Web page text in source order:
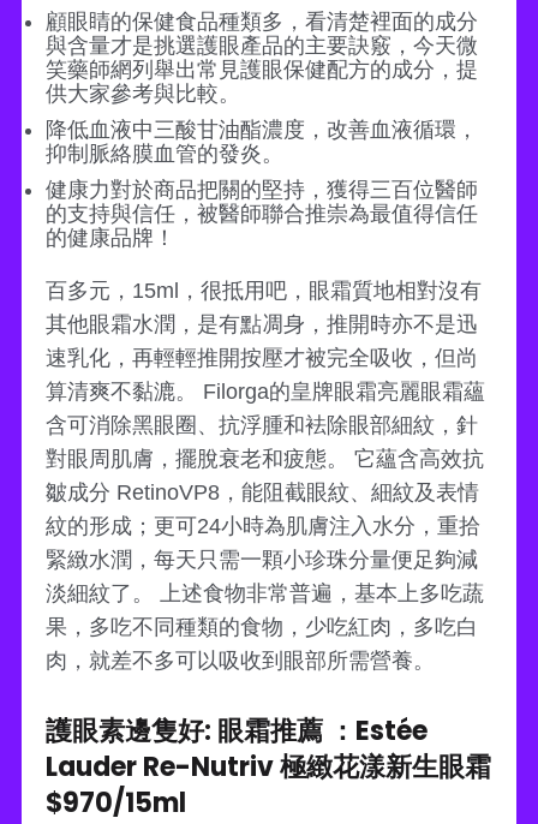
顧眼睛的保健食品種類多，看清楚裡面的成分
與含量才是挑選護眼產品的主要訣竅，今天微
笑藥師網列舉出常見護眼保健配方的成分，提
供大家參考與比較。
降低血液中三酸甘油酯濃度，改善血液循環，
抑制脈絡膜血管的發炎。
健康力對於商品把關的堅持，獲得三百位醫師
的支持與信任，被醫師聯合推崇為最值得信任
的健康品牌！
百多元，15ml，很抵用吧，眼霜質地相對沒有
其他眼霜水潤，是有點凋身，推開時亦不是迅
速乳化，再輕輕推開按壓才被完全吸收，但尚
算清爽不黏漉。 Filorga的皇牌眼霜亮麗眼霜蘊
含可消除黑眼圈、抗浮腫和袪除眼部細紋，針
對眼周肌膚，擺脫衰老和疲態。 它蘊含高效抗
皺成分 RetinoVP8，能阻截眼紋、細紋及表情
紋的形成；更可24小時為肌膚注入水分，重拾
緊緻水潤，每天只需一顆小珍珠分量便足夠減
淡細紋了。 上述食物非常普遍，基本上多吃蔬
果，多吃不同種類的食物，少吃紅肉，多吃白
肉，就差不多可以吸收到眼部所需營養。
護眼素邊隻好: 眼霜推薦 ：Estée
Lauder Re-Nutriv 極緻花漾新生眼霜
$970/15ml